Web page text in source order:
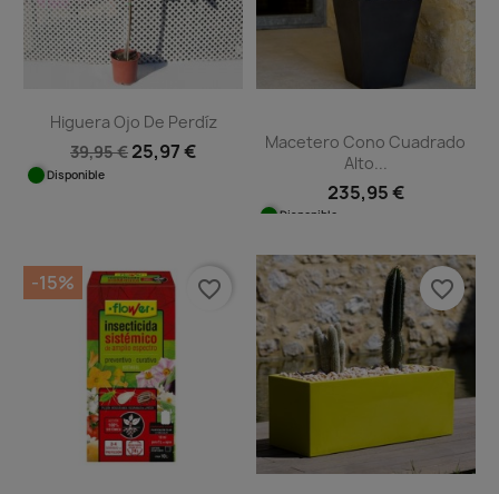
Higuera Ojo De Perdíz
39,95 € 25,97 €
Disponible
Macetero Cono Cuadrado
Alto...
235,95 €
Disponible
-15% favorite_border favorite_border